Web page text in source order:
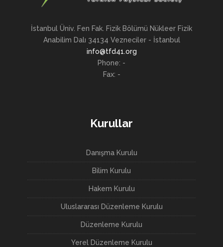
İstanbul Üniv. Fen Fak. Fizik Bölümü Nükleer Fizik
Anabilim Dalı 34134 Vezneciler - İstanbul
info@tfd41.org
Phone: -
Fax: -
Kurullar
Danışma Kurulu
Bilim Kurulu
Hakem Kurulu
Uluslararası Düzenleme Kurulu
Düzenleme Kurulu
Yerel Düzenleme Kurulu